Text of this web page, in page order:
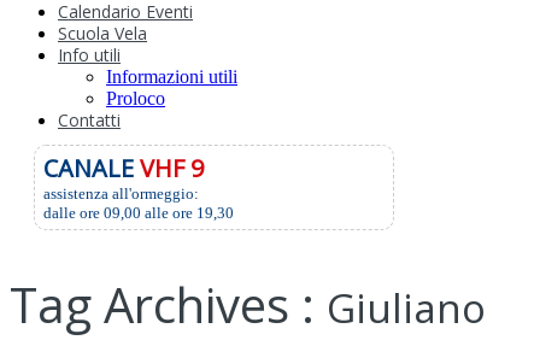
Calendario Eventi
Scuola Vela
Info utili
Informazioni utili
Proloco
Contatti
CANALEVHF 9
assistenza all'ormeggio:
dalle ore 09,00 alle ore 19,30
Tag Archives : Giuliano